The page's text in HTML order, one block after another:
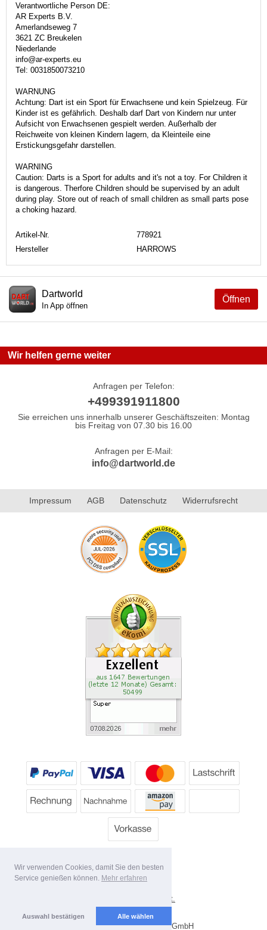
Wir verwenden Cookies, damit Sie den besten
Service genießen können. Mehr erfahren
Auswahl bestätigen Alle wählen
Verantwortliche Person DE:
AR Experts B.V.
Amerlandseweg 7
3621 ZC Breukelen
Niederlande
info@ar-experts.eu
Tel: 0031850073210
WARNUNG
Achtung: Dart ist ein Sport für Erwachsene und kein Spielzeug. Für
Kinder ist es gefährlich. Deshalb darf Dart von Kindern nur unter
Aufsicht von Erwachsenen gespielt werden. Außerhalb der
Reichweite von kleinen Kindern lagern, da Kleinteile eine
Erstickungsgefahr darstellen.
WARNING
Caution: Darts is a Sport for adults and it's not a toy. For Children it
is dangerous. Therfore Children should be supervised by an adult
during play. Store out of reach of small children as small parts pose
a choking hazard.
Artikel-Nr.
778921
Hersteller
HARROWS
Öffnen
Dartworld
In App öffnen
Wir helfen gerne weiter
Anfragen per Telefon:
+499391911800
Sie erreichen uns innerhalb unserer Geschäftszeiten: Montag
bis Freitag von 07.30 bis 16.00
Anfragen per E-Mail:
info@dartworld.de
Impressum AGB Datenschutz Widerrufsrecht
Alle Preise inkl. MwSt.
Lieferbedingungen
Copyright 2026 by Dartpoint GmbH